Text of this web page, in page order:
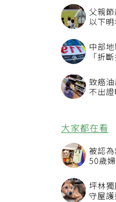
選 四
父親
以下
中部
「折
致癌
不出
大家都在看
被認
50歲
坪林
守屋